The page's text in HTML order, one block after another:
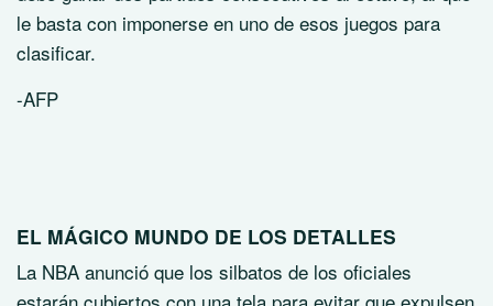
le basta con imponerse en uno de esos juegos para
clasificar.
-AFP
EL MÁGICO MUNDO DE LOS DETALLES
La NBA anunció que los silbatos de los oficiales
estarán cubiertos con una tela para evitar que expulsen